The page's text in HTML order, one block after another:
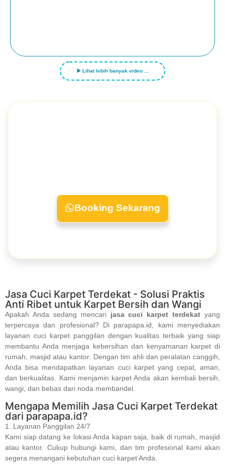
▶️ Lihat lebih banyak video ...
Booking Sekarang
Jasa Cuci Karpet Terdekat - Solusi Praktis
Anti Ribet untuk Karpet Bersih dan Wangi
Apakah Anda sedang mencari jasa cuci karpet terdekat yang
terpercaya dan profesional? Di parapapa.id, kami menyediakan
layanan cuci karpet panggilan dengan kualitas terbaik yang siap
membantu Anda menjaga kebersihan dan kenyamanan karpet di
rumah, masjid atau kantor. Dengan tim ahli dan peralatan canggih,
Anda bisa mendapatkan layanan cuci karpet yang cepat, aman,
dan berkualitas. Kami menjamin karpet Anda akan kembali bersih,
wangi, dan bebas dari noda membandel.
Mengapa Memilih Jasa Cuci Karpet Terdekat
dari parapapa.id?
1. Layanan Panggilan 24/7
Kami siap datang ke lokasi Anda kapan saja, baik di rumah, masjid
atau kantor. Cukup hubungi kami, dan tim profesional kami akan
segera menangani kebutuhan cuci karpet Anda.